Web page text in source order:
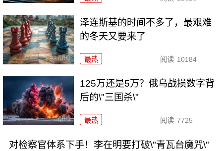
泽连斯基的时间不多了，最艰难
的冬天又要来了
最热 阅读 10184
125万还是5万？俄乌战损数字背
后的\"三国杀\"
最热 阅读 7725
对检察官体系下手！李在明要打破\"青瓦台魔咒\"